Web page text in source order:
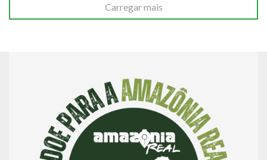
Carregar mais